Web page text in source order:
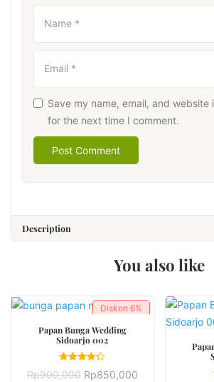
Name *
Email *
Save my name, email, and website
for the next time I comment.
Description
You also like
Diskon 6%
Papan Bunga Wedding
Sidoarjo 002
4.33
Rp900,000 Rp850,000